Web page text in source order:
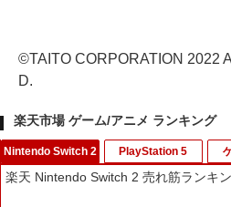
©TAITO CORPORATION 2022
D.
楽天市場 ゲーム/アニメ ランキング
Nintendo Switch 2
楽天 Nintendo Switch 2 売れ筋ランキ
PlayStation 5